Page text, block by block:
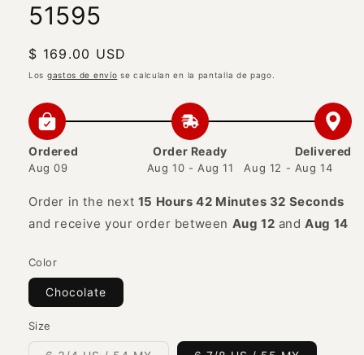
51595
Precio
habitual
$ 169.00 USD
Los gastos de envío se calculan en la pantalla de pago.
Ordered
Aug 09
Order Ready
Aug 10 - Aug 11
Delivered
Aug 12 - Aug 14
Order in the next 15 Hours 42 Minutes 32 Seconds
and receive your order between Aug 12 andAug 14
Color
Chocolate
Size